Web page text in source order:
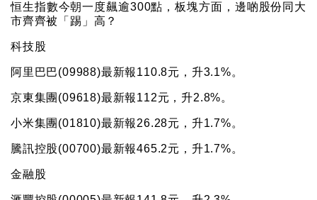
恒生指數今朝一度飆逾300點，板塊方面，邊啲股份同大
市齊齊被「踢」高？
科技股
阿里巴巴(09988)最新報110.8元，升3.1%。
京東集團(09618)最新報112元，升2.8%。
小米集團(01810)最新報26.28元，升1.7%。
騰訊控股(00700)最新報465.2元，升1.7%。
金融股